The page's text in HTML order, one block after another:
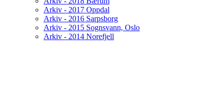
Arkiv - 2017 Oppdal
Arkiv - 2016 Sarpsborg
Arkiv - 2015 Sognsvann, Oslo
Arkiv - 2014 Norefjell